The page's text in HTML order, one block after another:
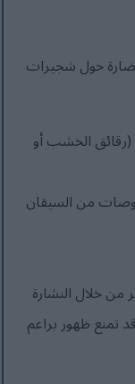
حول شجيرات
(رقائق الخشب أو
من السيقان
من خلال النشارة
تمنع ظهور براعم